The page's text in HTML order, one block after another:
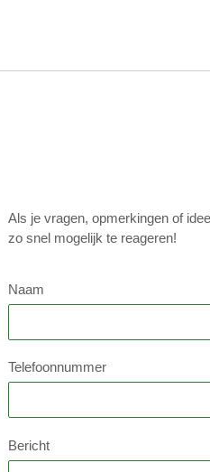
Als je vragen, opmerkingen of
zo snel mogelijk te reageren!
Naam
Telefoonnummer
Bericht